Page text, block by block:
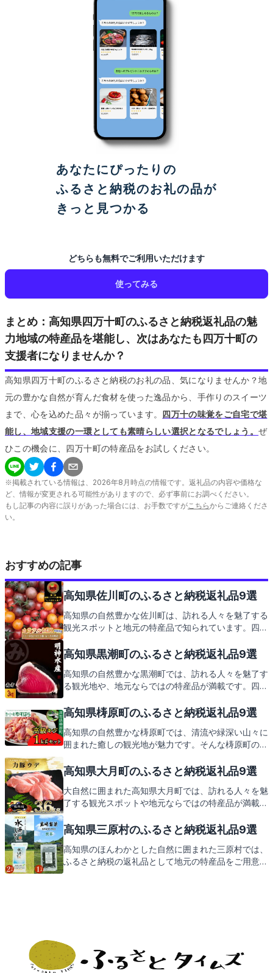
あなたにぴったりの
ふるさと納税のお礼の品が
きっと見つかる
どちらも無料でご利用いただけます
使ってみる
まとめ：高知県四万十町のふるさと納税返礼品の魅
力地域の特産品を堪能し、次はあなたも四万十町の
支援者になりませんか？
高知県四万十町のふるさと納税のお礼の品、気になりませんか？地
元の豊かな自然が育んだ食材を使った逸品から、手作りのスイーツ
まで、心を込めた品々が揃っています。 四万十の味覚をご自宅で堪
能し、地域支援の一環としても素晴らしい選択となるでしょう。ぜ
ひこの機会に、四万十町の特産品をお試しください。
※掲載されている情報は、 2026年8 月時点の情報です。返礼品の内容や価格な
ど、情報が変更される可能性がありますので、必ず事前にお調べください。
もし記事の内容に誤りがあった場合には、お手数ですがこちらからご連絡くださ
い。
おすすめの記事
高知県佐川町のふるさと納税返礼品9選
高知県の自然豊かな佐川町は、訪れる人々を魅了する
観光スポットと地元の特産品で知られています。四万
や山の幸が溢れるこの地で、ふるさと納税を通じて地
介しましょう。
高知県黒潮町のふるさと納税返礼品9選
高知県の自然豊かな黒潮町では、訪れる人々を魅了す
る観光地や、地元ならではの特産品が満載です。四万
な海の幸など、黒潮町ならではの魅力を存分にお楽し
品もご期待ください。
高知県梼原町のふるさと納税返礼品9選
高知県の自然豊かな梼原町では、清流や緑深い山々に
囲まれた癒しの観光地が魅力です。そんな梼原町の特
と共に、心温まるおもてなしの心を感じていただける
紹介しますので、どうぞお楽しみに。
高知県大月町のふるさと納税返礼品9選
大自然に囲まれた高知県大月町では、訪れる人々を魅
了する観光スポットや地元ならではの特産品が満載で
しを体験できるこの地で、ふるさと納税を通じて感じ
高知県三原村のふるさと納税返礼品9選
高知県のほんわかとした自然に囲まれた三原村では、
ふるさと納税の返礼品として地元の特産品をご用意し